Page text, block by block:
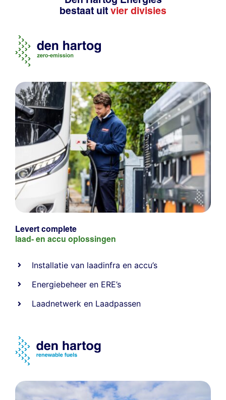
bestaat uit vier divisies
Levert complete
laad- en accu oplossingen
Installatie van laadinfra en accu’s
Energiebeheer en ERE’s
Laadnetwerk en Laadpassen